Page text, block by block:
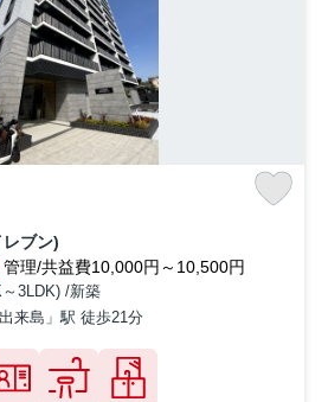
ブン)
管理/共益費10,000円～10,500円
3LDK) /新築
来島」駅 徒歩21分